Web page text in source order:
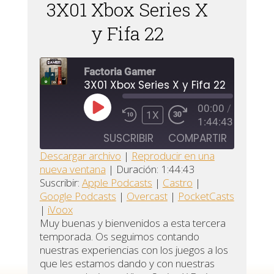
3X01 Xbox Series X
y Fifa 22
Factoria Gamer
3X01 Xbox Series X y Fifa 22
REPRODUCIR
EPISODIO
1X
00:00 /
1:44:43
SUSCRIBIR COMPARTIR
Apple
Podcasts
Castro
Google
Podcasts
PocketCasts
iVoox
FEED RSS
COMPARTIR
ENLACE
INCRUSTAR
Descargar archivo | Reproducir en una
nueva ventana | Duración: 1:44:43
Suscribir: Apple Podcasts | Castro |
Google Podcasts | Overcast| PocketCasts
| iVoox
Muy buenas y bienvenidos a esta tercera
temporada. Os seguimos contando
nuestras experiencias con los juegos a los
que les estamos dando y con nuestras